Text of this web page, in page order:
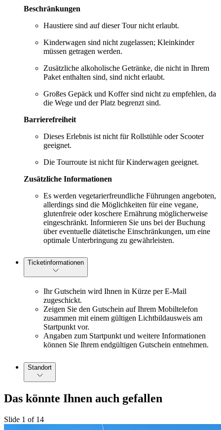
Beschränkungen
Haustiere sind auf dieser Tour nicht erlaubt.
Kinderwagen sind nicht zugelassen; Kleinkinder
müssen getragen werden.
Zusätzliche alkoholische Getränke, die nicht in Ihrem
Paket enthalten sind, sind nicht erlaubt.
Großes Gepäck und Koffer sind nicht zu empfehlen, da
die Wege und der Platz begrenzt sind.
Barrierefreiheit
Dieses Erlebnis ist nicht für Rollstühle oder Scooter
geeignet.
Die Tourroute ist nicht für Kinderwagen geeignet.
Zusätzliche Informationen
Es werden vegetarierfreundliche Führungen angeboten,
allerdings sind die Möglichkeiten für eine vegane,
glutenfreie oder koschere Ernährung möglicherweise
eingeschränkt. Informieren Sie uns bei der Buchung
über eventuelle diätetische Einschränkungen, um eine
optimale Unterbringung zu gewährleisten.
Ticketinformationen
Ihr Gutschein wird Ihnen in Kürze per E-Mail
zugeschickt.
Zeigen Sie den Gutschein auf Ihrem Mobiltelefon
zusammen mit einem gültigen Lichtbildausweis am
Startpunkt vor.
Angaben zum Startpunkt und weitere Informationen
können Sie Ihrem endgültigen Gutschein entnehmen.
Standort
Das könnte Ihnen auch gefallen
Slide 1 of 14